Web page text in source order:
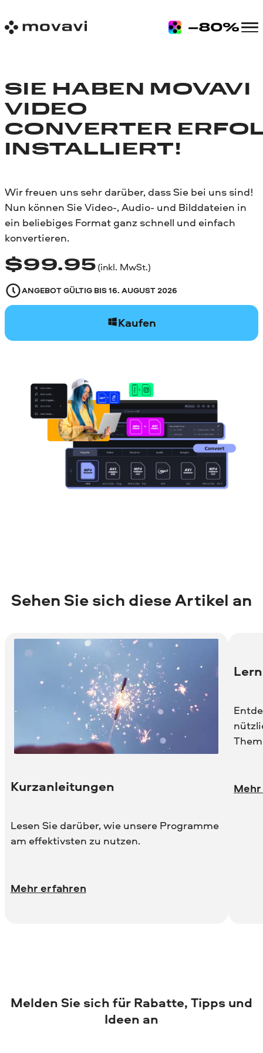
SIE HABEN MOVAVI
VIDEO
CONVERTER
INSTALLIERT!
Wir freuen uns sehr darüber, dass Sie bei uns sind!
Nun können Sie Video-, Audio- und Bilddateien in
ein beliebiges Format ganz schnell und einfach
konvertieren.
$99.95(inkl. MwSt.)
ANGEBOT GÜLTIG BIS16. AUGUST 2026
Kaufen
Sehen Sie sich diese Artikel an
Kurzanleitungen
Lesen Sie darüber, wie unsere Programme
am effektivsten zu nutzen.
Mehr erfahren
Melden Sie sich für Rabatte, Tipps und
Ideen an